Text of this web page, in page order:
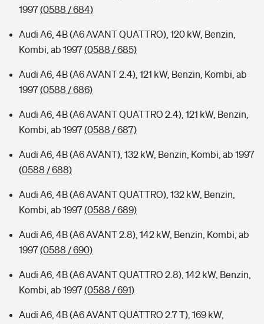
1997(0588 / 684)
Audi A6, 4B (A6 AVANT QUATTRO), 120 kW, Benzin,
Kombi, ab 1997(0588 / 685)
Audi A6, 4B (A6 AVANT 2.4), 121 kW, Benzin, Kombi, ab
1997(0588 / 686)
Audi A6, 4B (A6 AVANT QUATTRO 2.4), 121 kW, Benzin,
Kombi, ab 1997(0588 / 687)
Audi A6, 4B (A6 AVANT), 132 kW, Benzin, Kombi, ab 1997
(0588 / 688)
Audi A6, 4B (A6 AVANT QUATTRO), 132 kW, Benzin,
Kombi, ab 1997(0588 / 689)
Audi A6, 4B (A6 AVANT 2.8), 142 kW, Benzin, Kombi, ab
1997(0588 / 690)
Audi A6, 4B (A6 AVANT QUATTRO 2.8), 142 kW, Benzin,
Kombi, ab 1997(0588 / 691)
Audi A6, 4B (A6 AVANT QUATTRO 2.7 T), 169 kW,